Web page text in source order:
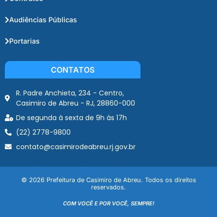
Audiências Públicas
Portarias
CONTATOS
R. Padre Anchieta, 234 - Centro,
Casimiro de Abreu - RJ, 28860-000
De segunda à sexta de 9h às 17h
(22) 2778-9800
contato@casimirodeabreu.rj.gov.br
© 2026 Prefeitura de Casimiro de Abreu. Todos os direitos
reservados.
COM VOCÊ E POR VOCÊ, SEMPRE!